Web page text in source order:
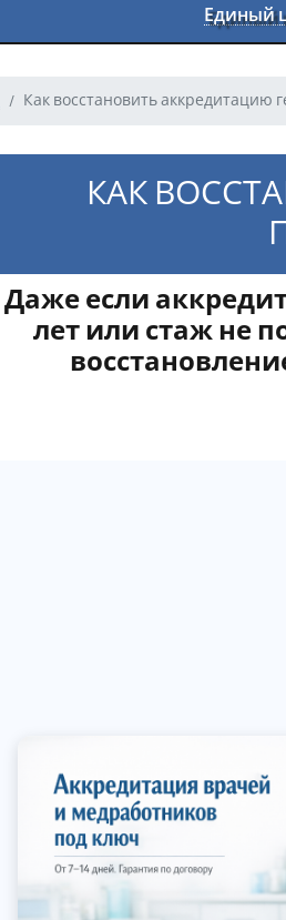
Единый
Как восстановить аккредитацию
КАК
Даже если
лет или стаж не